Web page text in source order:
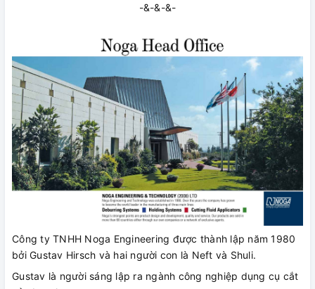
-&-&-&-
Công ty TNHH Noga Engineering được thành lập năm 1980
bởi Gustav Hirsch và hai người con là Neft và Shuli.
Gustav là người sáng lập ra ngành công nghiệp dụng cụ cắt